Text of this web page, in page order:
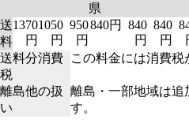
県
送
料
1370
円
1050
円
950
円
840円
840
円
840
円
送料分消費
税
この料金には消費税
離島他の扱
い
離島・一部地域は追
す。